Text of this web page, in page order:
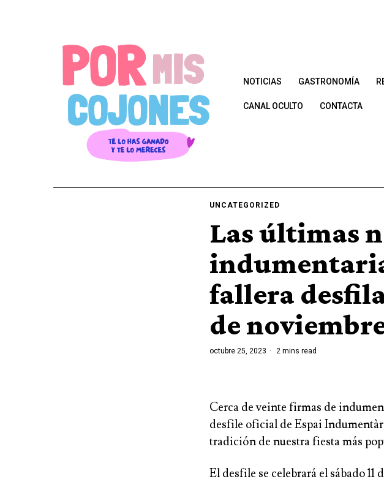
NOTICIAS GASTRONOMÍA
CANAL OCULTO CONTACTA
UNCATEGORIZED
Las últimas
fallera
de
octubre 25, 2023 2 mins read
Cerca de veinte firmas de
desfile oficial de Espai
tradición de nuestra fiesta más
El desfile se celebrará el sábado 11